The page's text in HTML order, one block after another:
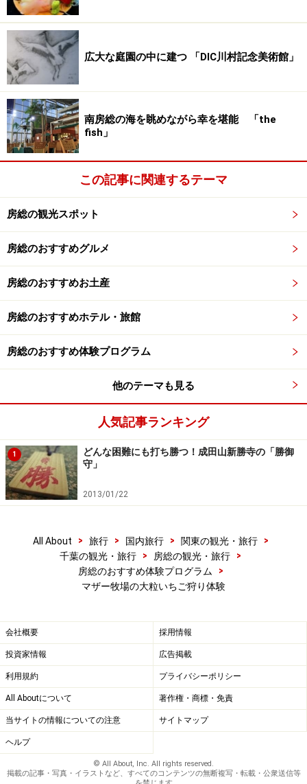
広大な庭園の中に建つ 「DIC川村記念美術館」
南房総の海を眺めながら幸を堪能 「the
fish」
この記事に関連するテーマ
房総の観光スポット
房総のおすすめグルメ
房総のおすすめお土産
房総のおすすめホテル・旅館
房総のおすすめ体験プログラム
他のテーマも見る
人気記事ランキング
1
どんな困難にも打ち勝つ！成田山新勝寺の「勝御
守」
2013/01/22
All About > 旅行 > 国内旅行 > 関東の観光・旅行
>
千葉の観光・旅行
> 房総の観光・旅行
>
房総のおすすめ体験プログラム
>
マザー牧場の大粒いちご狩り体験
会社概要 採用情報
投資家情報 広告掲載
利用規約 プライバシーポリシー
All Aboutについて 著作権・商標・免責
当サイトの情報についての注意 サイトマップ
ヘルプ
© All About, Inc. All rights reserved.
掲載の記事・写真・イラストなど、すべてのコンテンツの無断複写・転載・公衆送信等